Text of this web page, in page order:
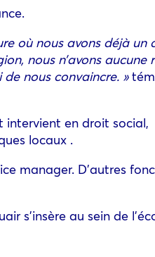
où nous avons déjà un
nous n’avons aucune
nous convaincre. »
intervient en droit
locaux .
manager. D’autres
s’insère au sein de